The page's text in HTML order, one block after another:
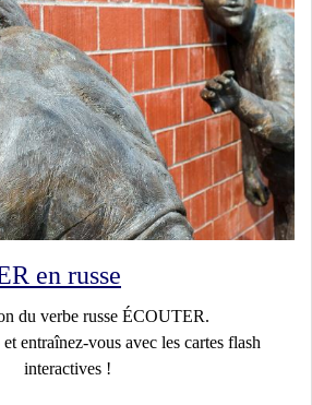
en russe
du verbe russe ÉCOUTER.
entraînez-vous avec les cartes flash
interactives !